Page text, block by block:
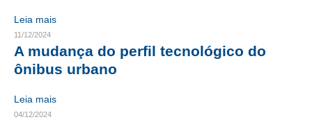
RES 1.002/2002 – CÓDIGO DE ÉTICA
HOMOLOGAÇÕES
PISO SALARIAL
FIQUE POR DENTRO
Leia mais
11/12/2024
A mudança do perfil tecnológico do
ônibus urbano
Leia mais
04/12/2024